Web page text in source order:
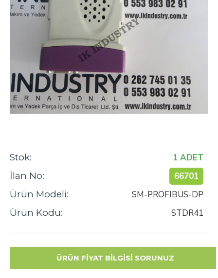
Stok:
1 ADET
İlan No:
66701
Ürün Modeli:
SM-PROFIBUS-DP
Ürün Kodu:
STDR41
ÜRÜN FİYAT BİLGİSİ SORUNUZ